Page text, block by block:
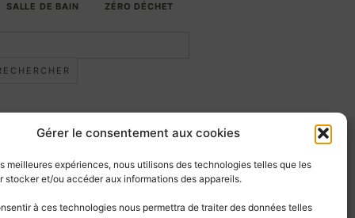
Gérer le consentement aux cookies
meilleures expériences, nous utilisons des technologies telles que les
stocker et/ou accéder aux informations des appareils.
à ces technologies nous permettra de traiter des données telles
SALLE DE BAIN
ZÉRO DÉCHET